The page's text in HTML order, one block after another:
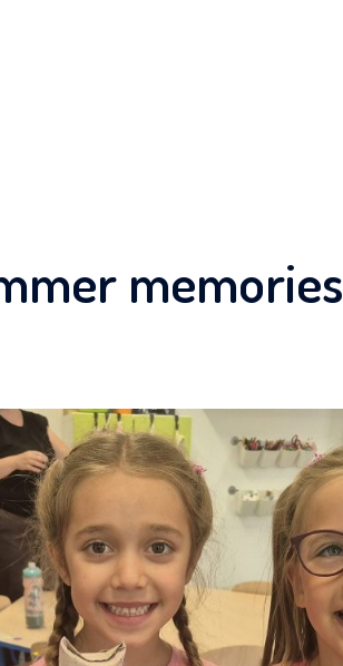
memories